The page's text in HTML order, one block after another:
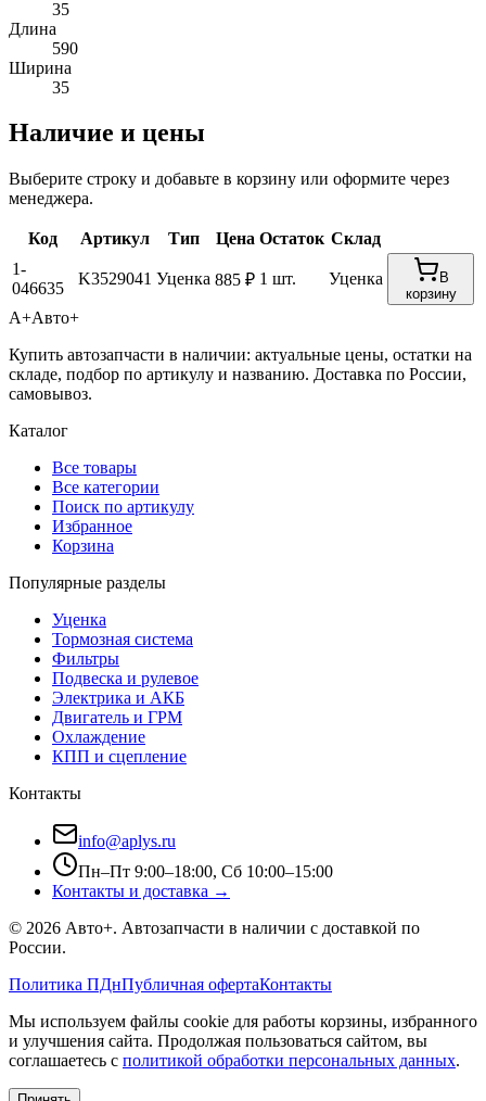
35
Длина
590
Ширина
35
Наличие и цены
Выберите строку и добавьте в корзину или оформите через
менеджера.
Код Артикул Тип Цена Остаток Склад
1-
046635
K3529041 Уценка 885 ₽ 1 шт. Уценка
В
корзину
А+Авто+
Купить автозапчасти в наличии: актуальные цены, остатки на
складе, подбор по артикулу и названию. Доставка по России,
самовывоз.
Каталог
Все товары
Все категории
Поиск по артикулу
Избранное
Корзина
Популярные разделы
Уценка
Тормозная система
Фильтры
Подвеска и рулевое
Электрика и АКБ
Двигатель и ГРМ
Охлаждение
КПП и сцепление
Контакты
info@aplys.ru
Пн–Пт 9:00–18:00, Сб 10:00–15:00
Контакты и доставка →
© 2026 Авто+. Автозапчасти в наличии с доставкой по
России.
Политика ПДнПубличная офертаКонтакты
Мы используем файлы cookie для работы корзины, избранного
и улучшения сайта. Продолжая пользоваться сайтом, вы
соглашаетесь с политикой обработки персональных данных.